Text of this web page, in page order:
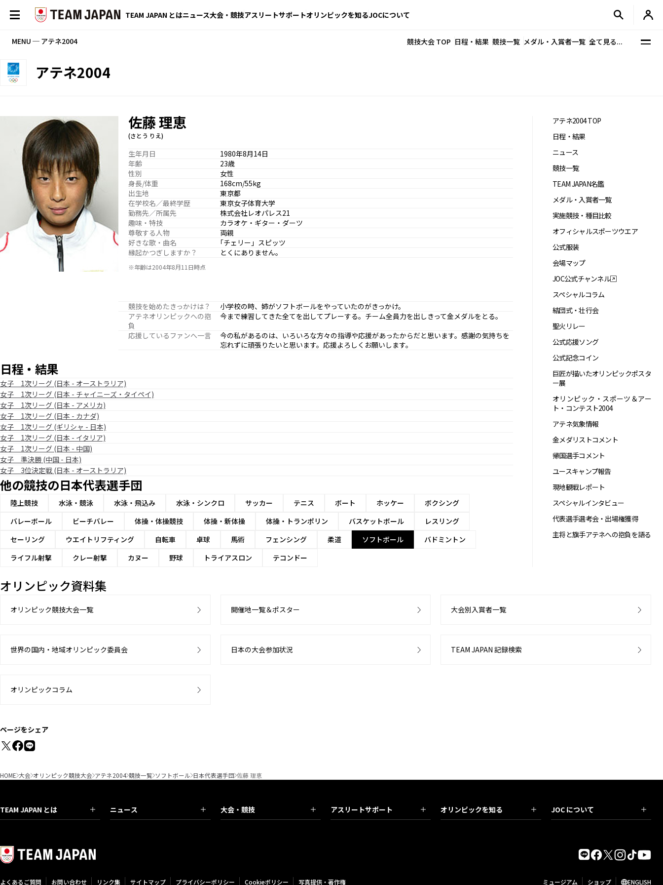
TEAM JAPAN とはニュース大会・競技アスリートサポートオリンピックを知るJOCについて
MENU ─ アテネ2004 競技大会 TOP 日程・結果 競技一覧 メダル・入賞者一覧 全て見る...
アテネ2004
佐藤 理恵
(さとう りえ)
生年月日
1980年8月14日
年齢
23歳
性別
女性
身長/体重
168cm/55kg
出生地
東京都
在学校名／最終学歴
東京女子体育大学
勤務先／所属先
株式会社レオパレス21
趣味・特技
カラオケ・ギター・ダーツ
尊敬する人物
両親
好きな歌・曲名
｢チェリー」スピッツ
縁起かつぎしますか？
とくにありません。
※年齢は2004年8月11日時点
競技を始めたきっかけは？
小学校の時、姉がソフトボールをやっていたのがきっかけ。
アテネオリンピックへの抱
負
今まで練習してきた全てを出してプレーする。チーム全員力を出しきって金メダルをとる。
応援しているファンへ一言
今の私があるのは、いろいろな方々の指導や応援があったからだと思います。感謝の気持ちを
忘れずに頑張りたいと思います。応援よろしくお願いします。
日程・結果
女子 1次リーグ (日本 - オーストラリア)
女子 1次リーグ (日本 - チャイニーズ・タイペイ)
女子 1次リーグ (日本 - アメリカ)
女子 1次リーグ (日本 - カナダ)
女子 1次リーグ (ギリシャ - 日本)
女子 1次リーグ (日本 - イタリア)
女子 1次リーグ (日本 - 中国)
女子 準決勝 (中国 - 日本)
女子 3位決定戦 (日本 - オーストラリア)
他の競技の日本代表選手団
陸上競技 水泳・競泳 水泳・飛込み 水泳・シンクロ サッカー テニス ボート ホッケー
ボクシング
バレーボール
ビーチバレー 体操・体操競技 体操・新体操 体操・トランポリン バスケットボール
レスリング
セーリング
ウエイトリフティング 自転車 卓球 馬術 フェンシング 柔道 ソフトボール
バドミントン
ライフル射撃
クレー射撃 カヌー 野球 トライアスロン テコンドー
アテネ2004 TOP
日程・結果
ニュース
競技一覧
TEAM JAPAN名鑑
メダル・入賞者一覧
実施競技・種目比較
オフィシャルスポーツウエア
公式服装
会場マップ
JOC公式チャンネル
スペシャルコラム
結団式・壮行会
聖火リレー
公式応援ソング
公式記念コイン
巨匠が描いたオリンピックポスタ
ー展
オリンピック・スポーツ＆アー
ト・コンテスト2004
アテネ気象情報
金メダリストコメント
帰国選手コメント
ユースキャンプ報告
現地観戦レポート
スペシャルインタビュー
代表選手選考会・出場権獲得
主将と旗手アテネへの抱負を語る
オリンピック資料集
オリンピック競技大会一覧 開催地一覧＆ポスター 大会別入賞者一覧
世界の国内・地域オリンピック委員会 日本の大会参加状況 TEAM JAPAN 記録検索
オリンピックコラム
ページをシェア
HOME 大会 オリンピック競技大会 アテネ2004 競技一覧 ソフトボール 日本代表選手団 佐藤 理恵
TEAM JAPAN とは ニュース 大会・競技 アスリートサポート オリンピックを知る JOC について
よくあるご質問 お問い合わせ リンク集 サイトマップ プライバシーポリシー Cookieポリシー 写真提供・著作権 ミュージアム ショップ ENGLISH